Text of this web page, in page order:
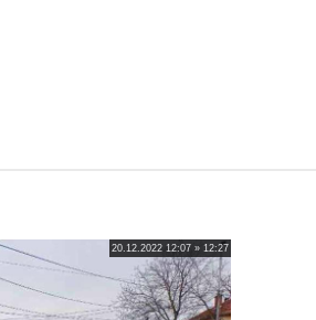
20.12.2022 12:07 » 12:27